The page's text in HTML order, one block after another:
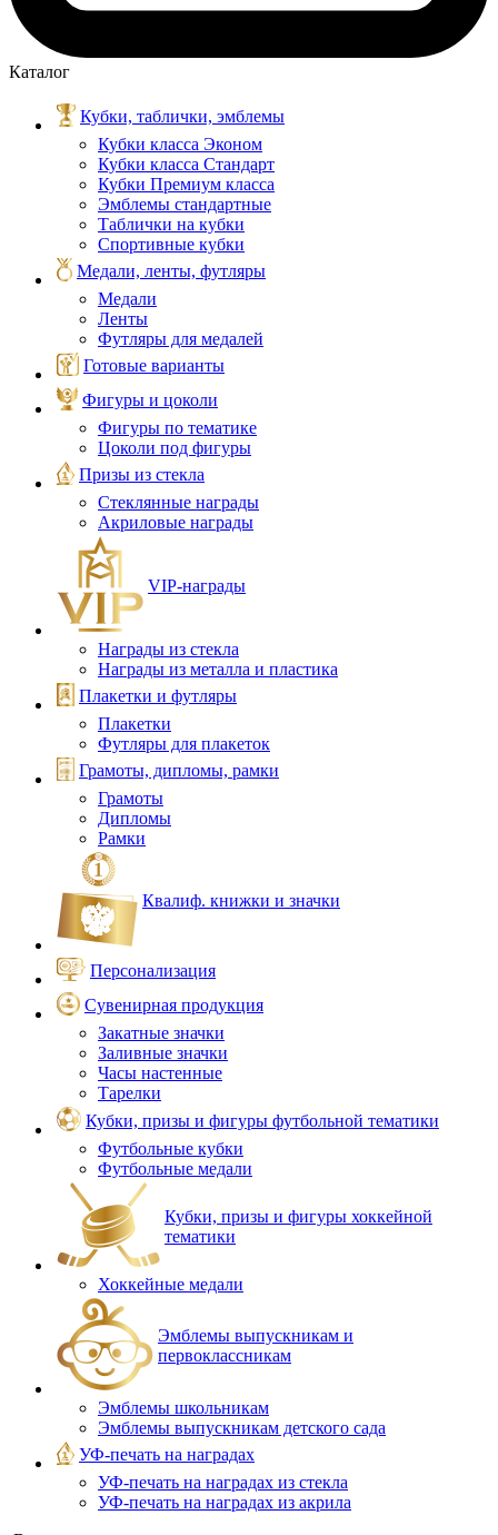
Каталог
Кубки, таблички, эмблемы
Кубки класса Эконом
Кубки класса Стандарт
Кубки Премиум класса
Эмблемы стандартные
Таблички на кубки
Спортивные кубки
Медали, ленты, футляры
Медали
Ленты
Футляры для медалей
Готовые варианты
Фигуры и цоколи
Фигуры по тематике
Цоколи под фигуры
Призы из стекла
Стеклянные награды
Акриловые награды
VIP‑награды
Награды из стекла
Награды из металла и пластика
Плакетки и футляры
Плакетки
Футляры для плакеток
Грамоты, дипломы, рамки
Грамоты
Дипломы
Рамки
Квалиф. книжки и значки
Персонализация
Сувенирная продукция
Закатные значки
Заливные значки
Часы настенные
Тарелки
Кубки, призы и фигуры футбольной тематики
Футбольные кубки
Футбольные медали
Кубки, призы и фигуры хоккейной
тематики
Хоккейные медали
Эмблемы выпускникам и
первоклассникам
Эмблемы школьникам
Эмблемы выпускникам детского сада
УФ-печать на наградах
УФ‑печать на наградах из стекла
УФ-печать на наградах из акрила